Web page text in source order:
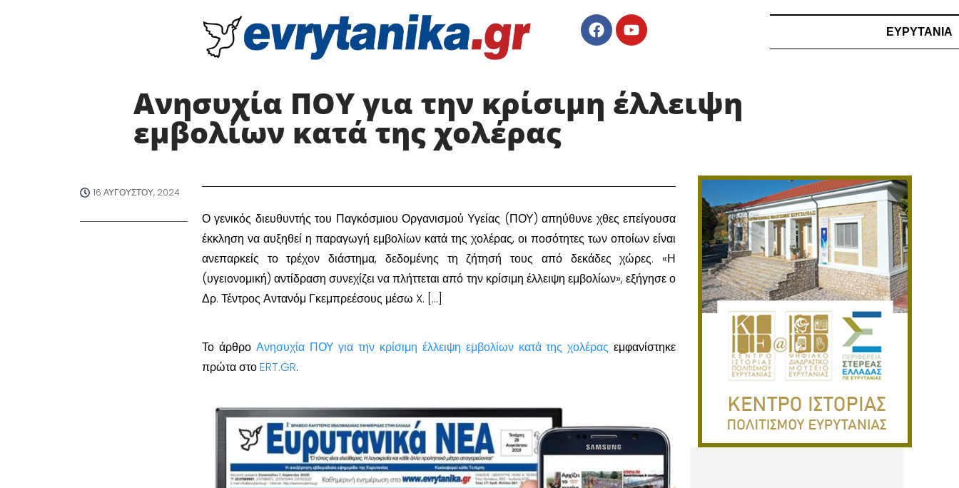
ΕΥΡΥΤΑΝΙΑ
Ανησυχία ΠΟΥ για την κρίσιμη έλλειψη
εμβολίων κατά της χολέρας
16 ΑΥΓΟΎΣΤΟΥ, 2024
Ο γενικός διευθυντής του Παγκόσμιου Οργανισμού Υγείας (ΠΟΥ) απηύθυνε χθες επείγουσα
έκκληση να αυξηθεί η παραγωγή εμβολίων κατά της χολέρας, οι ποσότητες των οποίων είναι
ανεπαρκείς το τρέχον διάστημα, δεδομένης τη ζήτησή τους από δεκάδες χώρες. «Η
(υγειονομική) αντίδραση συνεχίζει να πλήττεται από την κρίσιμη έλλειψη εμβολίων», εξήγησε ο
Δρ. Τέντρος Αντανόμ Γκεμπρεέσους μέσω X. […]
Το άρθρο Ανησυχία ΠΟΥ για την κρίσιμη έλλειψη εμβολίων κατά της χολέρας εμφανίστηκε
πρώτα στοERT.GR.